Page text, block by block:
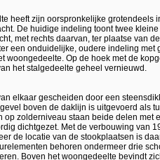
heeft zijn oorspronkelijke grotendeels
De huidige indeling toont twee
met rechts daarvan, ter plaatse van
een onduidelijke, oudere indeling met
woongedeelte. Op de hoek met de
het stalgedeelte geheel vernieuwd.
elkaar gescheiden door een
boven de daklijn is uitgevoerd als
op zolderniveau staan beide delen met
dichtgezet. Met de verbouwing van
de locatie van de stookplaatsen is
behoren ondermeer drie
Boven het woongedeelte bevindt